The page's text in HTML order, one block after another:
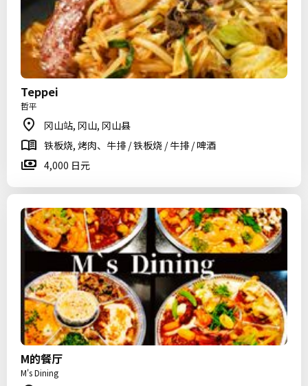
Teppei
哲平
冈山站, 冈山, 冈山县
铁板烧, 烤肉、牛排 / 铁板烧 / 牛排 / 啤酒
4,000 日元
M的餐厅
M's Dining